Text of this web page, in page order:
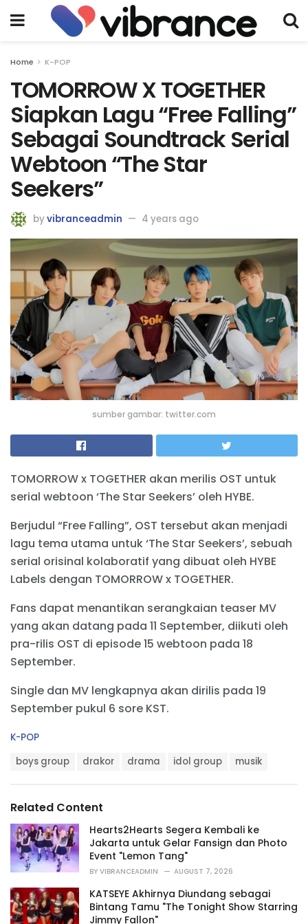
Home K-POP
TOMORROW X TOGETHER
Siapkan Lagu “Free Falling”
Sebagai Soundtrack Serial
Webtoon “The Star
Seekers”
byvibranceadmin 4 years ago
sumber gambar: twitter.com
TOMORROW x TOGETHER akan merilis OST untuk
serial webtoon ‘The Star Seekers’ oleh HYBE.
Berjudul “Free Falling”, OST tersebut akan menjadi
lagu tema utama untuk ‘The Star Seekers’, sebuah
serial orisinal kolaboratif yang dibuat oleh HYBE
Labels dengan TOMORROW x TOGETHER.
Fans dapat menantikan serangkaian teaser MV
yang akan datang pada 11 September, diikuti oleh
pra-rilis OST di episode 15 webtoon pada 18
September.
Single dan MV lengkapnya akan dirilis pada 19
September pukul 6 sore KST.
C
r
i
e
s
:
K-POP
:
boys group drakor drama idol group musik
Related Content
Hearts2Hearts Segera Kembali ke
Jakarta untuk Gelar Fansign dan Photo
Event "Lemon Tang"
BY VIBRANCEADMIN AUGUST 7, 2026
KATSEYE Akhirnya Diundang sebagai
Bintang Tamu "The Tonight Show Starring
Jimmy Fallon"